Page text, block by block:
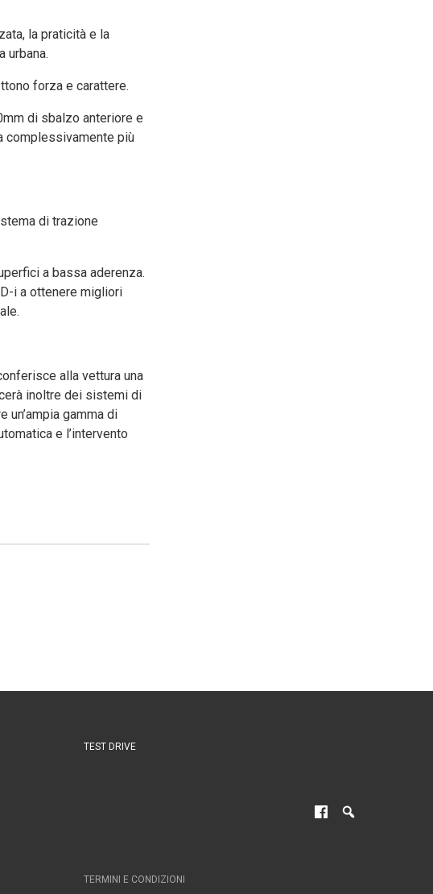
la praticità e la
urbana.
forza e carattere.
di sbalzo anteriore e
complessivamente più
di trazione
a bassa aderenza.
i a ottenere migliori
alla vettura una
inoltre dei sistemi di
gamma di
e l’intervento
TEST DRIVE
TERMINI E CONDIZIONI